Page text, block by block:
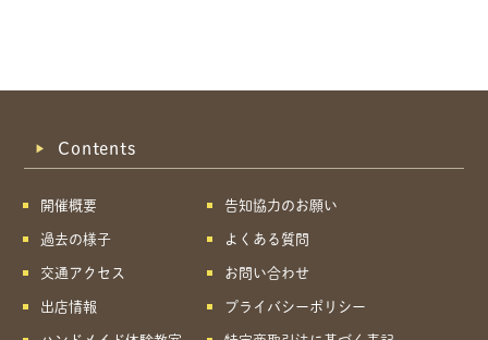
Contents
開催概要
過去の様子
交通アクセス
出店情報
告知協力のお願い
よくある質問
お問い合わせ
プライバシーポリシー